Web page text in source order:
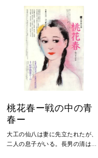
ャ軍は、女神アルテミスの力によ
ってアウリスに足止めされてい
た。女神は総大将アガメムノンの
長女イピゲネイアを生贄に捧げる
ことを要求。妻クリュタイムネス
トラの必死の嘆願も振り切りその
要求に応えようとするアガメムノ
ン。イピゲネ
桃花春ー戦の中の青
春ー
大工の仙八は妻に先立たれたが、
二人の息子がいる。長男の清は音